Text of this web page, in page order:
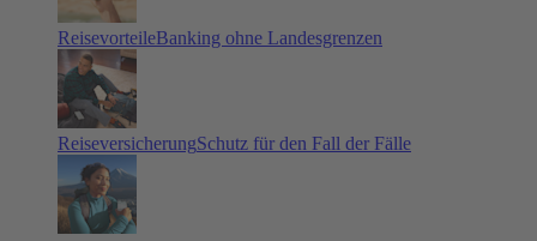
ReisevorteileBanking ohne Landesgrenzen
ReiseversicherungSchutz für den Fall der Fälle